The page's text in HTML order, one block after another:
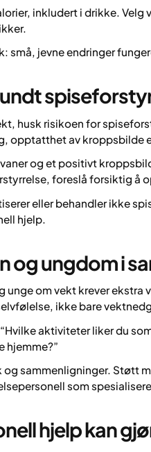
inkludert i drikke. Velg
små, jevne endringer
husk risikoen for
opptatthet av kroppsbilde
og et positivt
foreslå forsiktig å
eller behandler ikke
hjelp.
og ungdom i
unge om vekt krever
ikke bare
aktiviteter liker du
hjemme?”
og sammenligninger. Støtt
som
hjelp kan